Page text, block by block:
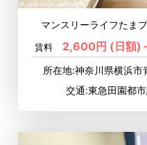
マンスリーライフたま
賃料 2,600円 (日額)
所在地:神奈川県横浜
交通:東急田園都